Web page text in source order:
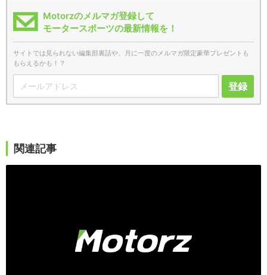
Motorzのメルマガ登録して
モータースポーツの最新情報を！
サイトでは見られない編集部裏話や、月に一度のメルマガ限定豪華プレゼントも
もらえるかも！？
登録
関連記事